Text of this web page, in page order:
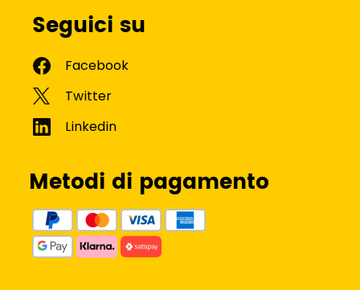
Seguici su
Metodi di pagamento